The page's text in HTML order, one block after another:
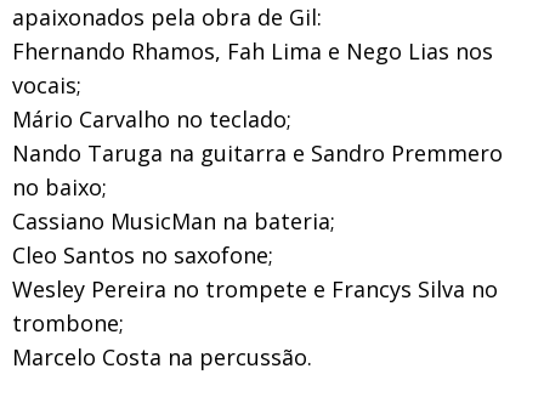
apaixonados pela obra de Gil:
Fhernando Rhamos, Fah Lima e Nego Lias nos
vocais;
Mário Carvalho no teclado;
Nando Taruga na guitarra e Sandro Premmero
no baixo;
Cassiano MusicMan na bateria;
Cleo Santos no saxofone;
Wesley Pereira no trompete e Francys Silva no
trombone;
Marcelo Costa na percussão.